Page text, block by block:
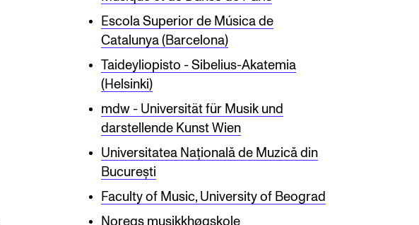
Escola Superior de Música de
Catalunya (Barcelona)
Taideyliopisto - Sibelius-Akatemia
(Helsinki)
mdw - Universität für Musik und
darstellende Kunst Wien
Universitatea Națională de Muzică din
București
Faculty of Music, University of Beograd
Noregs musikkhøgskole